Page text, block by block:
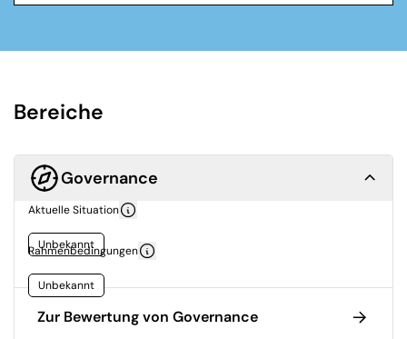
Bereiche
Governance
Aktuelle Situation
Unbekannt
Rahmenbedingungen
Unbekannt
Zur Bewertung von Governance